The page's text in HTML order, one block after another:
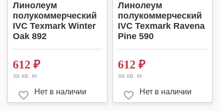
Линолеум
полукоммерческий
IVC Texmark Winter
Oak 892
612 ₽
за кв. м.
Нет в наличии
Линолеум
полукоммерческий
IVC Texmark Ravena
Pine 590
612 ₽
за кв. м.
Нет в наличии